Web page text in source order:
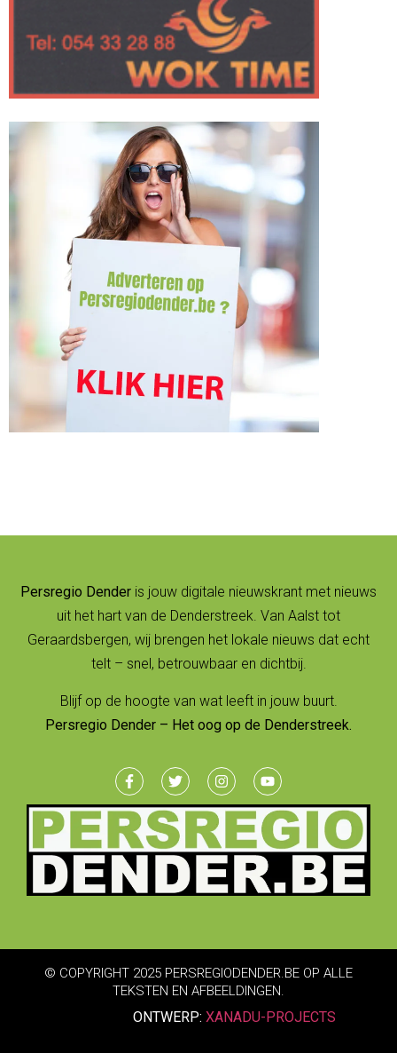
Persregio Dender is jouw digitale nieuwskrant met nieuws
uit het hart van de Denderstreek. Van Aalst tot
Geraardsbergen, wij brengen het lokale nieuws dat echt
telt – snel, betrouwbaar en dichtbij.
Blijf op de hoogte van wat leeft in jouw buurt.
Persregio Dender – Het oog op de Denderstreek.
© COPYRIGHT 2025 PERSREGIODENDER.BE OP ALLE
TEKSTEN EN AFBEELDINGEN.
ONTWERP: XANADU-PROJECTS